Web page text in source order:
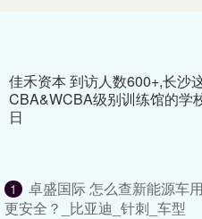
佳禾资本 到访人数600+,长沙
CBA&WCBA级别训练馆的学
日
1
卓盛国际 怎么查新能源车
更安全？_比亚迪_针刺_车型